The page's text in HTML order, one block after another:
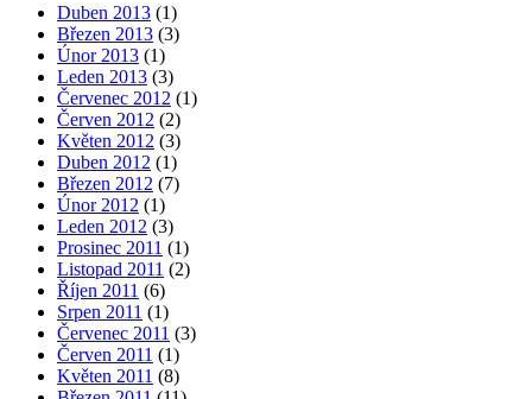
Duben 2013 (1)
Březen 2013 (3)
Únor 2013 (1)
Leden 2013 (3)
Červenec 2012 (1)
Červen 2012 (2)
Květen 2012 (3)
Duben 2012 (1)
Březen 2012 (7)
Únor 2012 (1)
Leden 2012 (3)
Prosinec 2011 (1)
Listopad 2011 (2)
Říjen 2011 (6)
Srpen 2011 (1)
Červenec 2011 (3)
Červen 2011 (1)
Květen 2011 (8)